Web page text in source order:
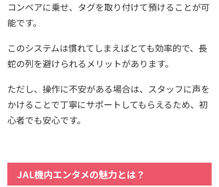
コンベアに乗せ、タグを取り付けて預けることが可
能です。
このシステムは慣れてしまえばとても効率的で、長
蛇の列を避けられるメリットがあります。
ただし、操作に不安がある場合は、スタッフに声を
かけることで丁寧にサポートしてもらえるため、初
心者でも安心です。
JAL機内エンタメの魅力とは？